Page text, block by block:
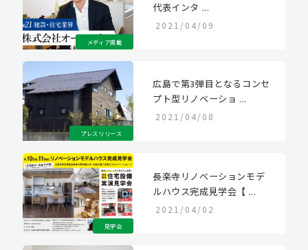
メディア掲載
代表インタ ...
2021/04/09
プレスリリース
広島で第3弾目となるコンセ
プト型リノベーショ ...
2021/04/08
見学会
長楽寺リノベーションモデ
ルハウス完成見学会【 ...
2021/04/02